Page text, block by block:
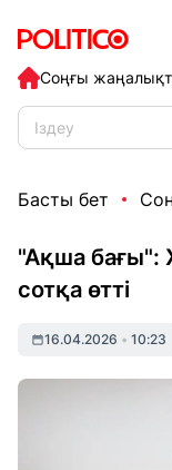
Соңғы
Басты бет
"Ақша бағы":
сотқа өтті
16.04.2026 • 10:23